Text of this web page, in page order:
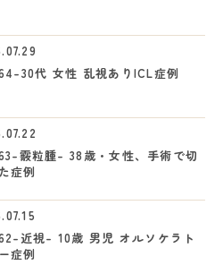
30代 女性 乱視ありICL症例
霰粒腫- 38歳・女性、手術で切
症例
近視- 10歳 男児 オルソケラト
症例